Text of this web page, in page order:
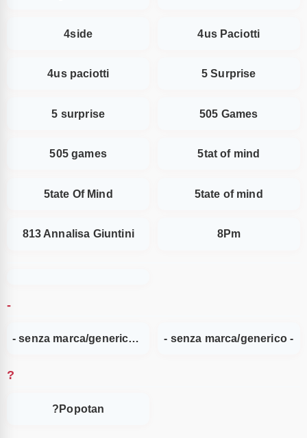
4side 4us Paciotti
4us paciotti 5 Surprise
5 surprise 505 Games
505 games 5tat of mind
5tate Of Mind 5tate of mind
813 Annalisa Giuntini 8Pm
-
- senza marca/generico &ndash; - senza marca/generico -
?
?Popotan